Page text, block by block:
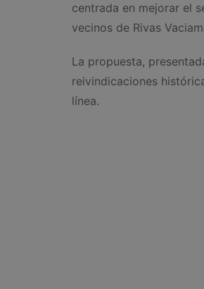
centrada en mejorar el
vecinos de Rivas
La propuesta,
reivindicaciones
línea.